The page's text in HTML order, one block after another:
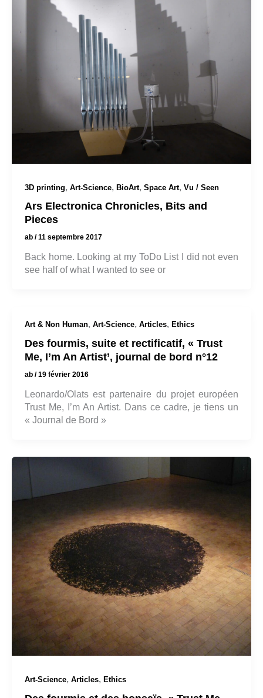
3D printing, Art-Science, BioArt, Space Art, Vu / Seen
Ars Electronica Chronicles, Bits and
Pieces
ab /11 septembre 2017
Back home. Looking at my ToDo List I did not even
see half of what I wanted to see or
Art & Non Human, Art-Science, Articles, Ethics
Des fourmis, suite et rectificatif, « Trust
Me, I’m An Artist’, journal de bord n°12
ab /19 février 2016
Leonardo/Olats est partenaire du projet européen
Trust Me, I’m An Artist. Dans ce cadre, je tiens un
« Journal de Bord »
Art-Science, Articles, Ethics